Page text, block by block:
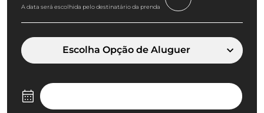
A data será escolhida pelo destinatário da prenda
Escolha Opção de Aluguer